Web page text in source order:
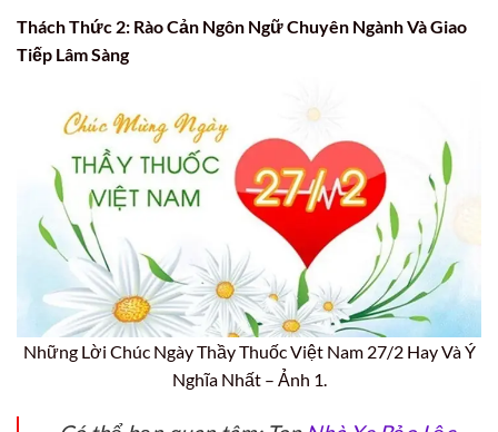
Thách Thức 2: Rào Cản Ngôn Ngữ Chuyên Ngành Và Giao
Tiếp Lâm Sàng
Những Lời Chúc Ngày Thầy Thuốc Việt Nam 27/2 Hay Và Ý
Nghĩa Nhất – Ảnh 1.